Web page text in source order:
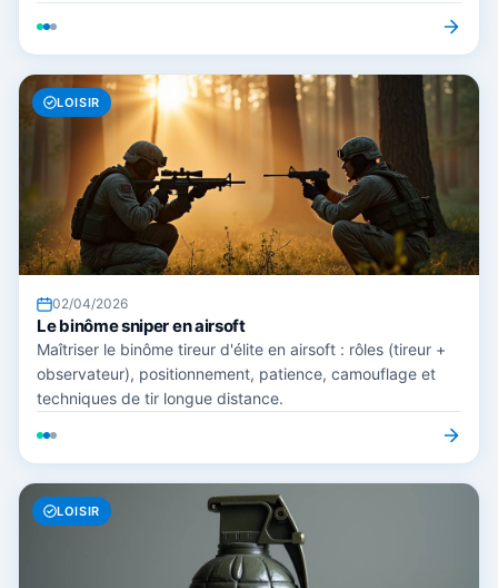
LOISIR
02/04/2026
Le binôme sniper en airsoft
Maîtriser le binôme tireur d'élite en airsoft : rôles (tireur +
observateur), positionnement, patience, camouflage et
techniques de tir longue distance.
LOISIR